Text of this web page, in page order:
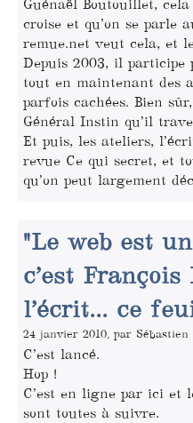
Guénaël Boutouillet,
croise et qu’on se parle
remue.net veut cela, et
Depuis 2003, il
tout en maintenant des
parfois cachées. Bien
Général Instin qu’il
Et puis, les ateliers,
revue Ce qui secret, et
qu’on peut largement
"Le web est
c’est
l’écrit... ce
24 janvier 2010, par Sébastien
C’est lancé.
Hop !
C’est en ligne par ici et
sont toutes à suivre.